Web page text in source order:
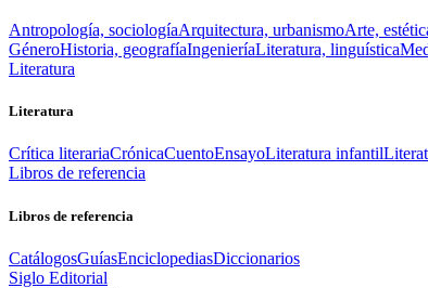
Antropología, sociologíaArquitectura, urbanismoArte,
GéneroHistoria, geografíaIngenieríaLiteratura, linguística
Literatura
Literatura
Crítica literariaCrónicaCuentoEnsayoLiteratura infantil
Libros de referencia
Libros de referencia
CatálogosGuíasEnciclopediasDiccionarios
Siglo Editorial